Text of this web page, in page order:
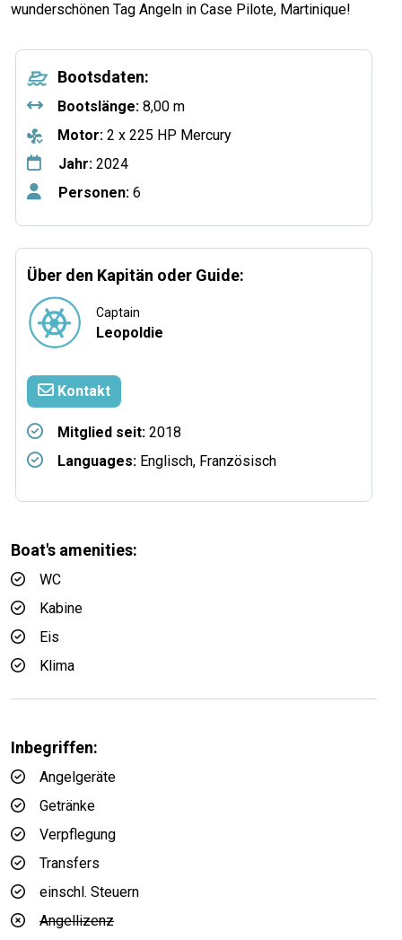
wunderschönen Tag Angeln in Case Pilote, Martinique!
Bootsdaten:
Bootslänge: 8,00 m
Motor: 2 x 225 HP Mercury
Jahr: 2024
Personen: 6
Über den Kapitän oder Guide:
Captain
Leopoldie
Kontakt
Mitglied seit: 2018
Languages: Englisch, Französisch
Boat's amenities:
WC
Kabine
Eis
Klima
Inbegriffen:
Angelgeräte
Getränke
Verpflegung
Transfers
einschl. Steuern
Angellizenz